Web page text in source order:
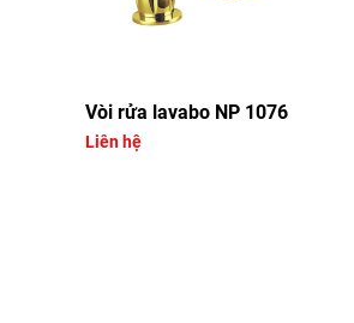
Vòi rửa lavabo NP 1076
Liên hệ